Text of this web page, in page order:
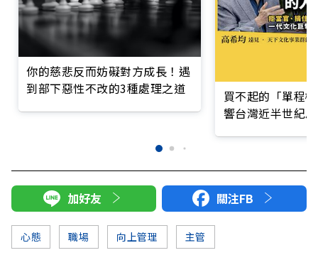
你的慈悲反而妨礙對方成長！遇
到部下惡性不改的3種處理之道
買不起的「單程
響台灣近半世紀
加好友 關注FB
心態 職場 向上管理 主管